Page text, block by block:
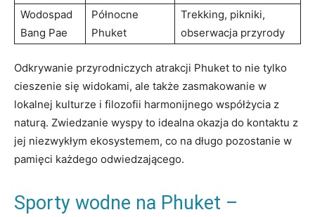
Wodospad
Bang Pae
Północne
Phuket
Trekking, pikniki,
‌obserwacja przyrody
Odkrywanie​ przyrodniczych atrakcji⁢ Phuket to ​nie tylko⁣
cieszenie się widokami, ale także zasmakowanie w
lokalnej‌ kulturze ‍i filozofii harmonijnego współżycia z
‌naturą. Zwiedzanie⁣ wyspy ⁣to idealna⁢ okazja ⁢do⁣ kontaktu z⁤
jej niezwykłym ekosystemem, co na‌ długo pozostanie w
pamięci ‌każdego odwiedzającego.
Sporty⁤ wodne na‍ Phuket –